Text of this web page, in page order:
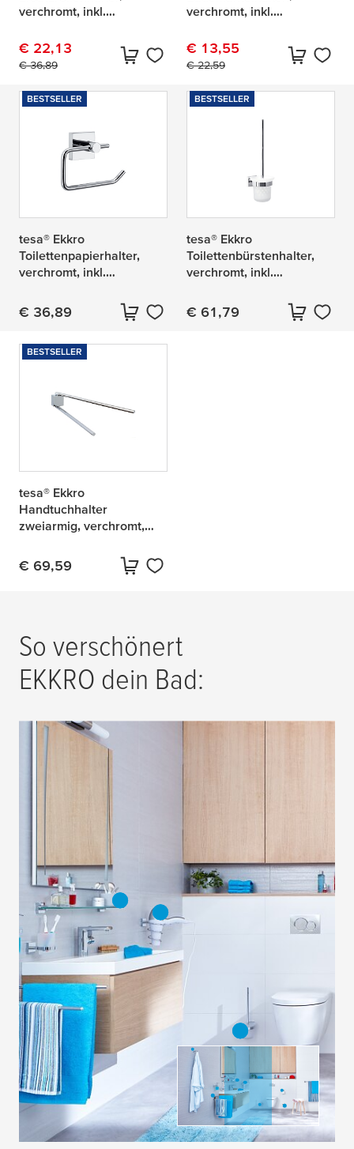
verchromt, inkl.
Aktueller Preis:
€ 22,13
Originalpreis:
€ 36,89
verchromt, inkl.
Aktueller Preis:
€ 13,55
Originalpreis:
€ 22,59
BESTSELLER
tesa® Ekkro
Toilettenpapierhalter,
verchromt, inkl.
Aktueller Preis:
€ 36,89
BESTSELLER
tesa® Ekkro
Toilettenbürstenhalter,
verchromt, inkl.
Aktueller Preis:
€ 61,79
BESTSELLER
tesa® Ekkro
Handtuchhalter
zweiarmig, verchromt,
Aktueller Preis:
€ 69,59
So verschönert
EKKRO dein Bad: